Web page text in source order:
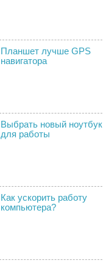
Планшет лучше GPS
навигатора
Выбрать новый ноутбук
для работы
Как ускорить работу
компьютера?